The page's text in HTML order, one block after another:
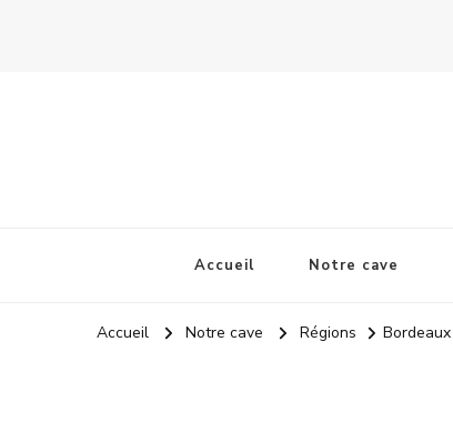
Accueil Notre cave
Accueil Notre cave Régions Bordeaux